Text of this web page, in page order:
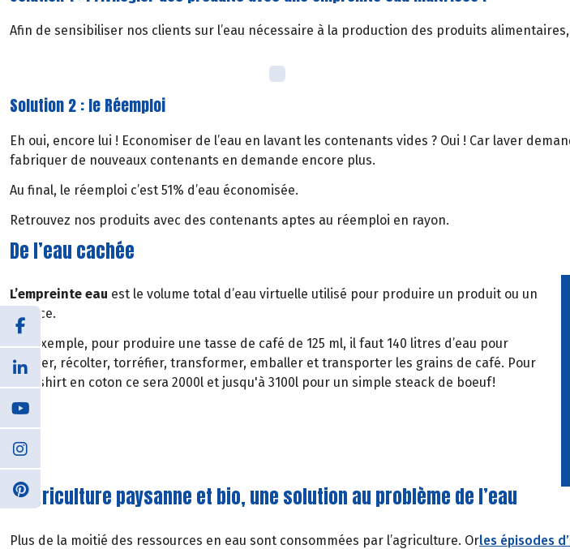
Afin de sensibiliser nos clients sur l’eau nécessaire à la production des produits
Solution 2 : le Réemploi
Eh oui, encore lui ! Economiser de l’eau en lavant les contenants vides ? Oui ! Car laver
fabriquer de nouveaux contenants en demande encore plus.
Au final, le réemploi c’est 51% d’eau économisée.
Retrouvez nos produits avec des contenants aptes au réemploi en rayon.
De l’eau cachée
L’empreinte eau est le volume total d’eau virtuelle utilisé pour produire un produit ou un
service.
Par exemple, pour produire une tasse de café de 125 ml, il faut 140 litres d’eau pour
cultiver, récolter, torréfier, transformer, emballer et transporter les grains de café. Pour
un t-shirt en coton ce sera 2000l et jusqu'à 3100l pour un simple steack de boeuf!
L’agriculture paysanne et bio, une solution au problème de l’eau
Plus de la moitié des ressources en eau sont consommées par l’agriculture. Orles épisodes